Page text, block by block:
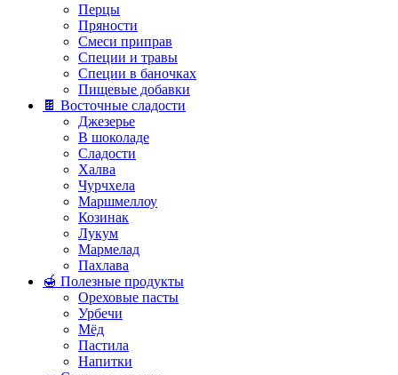
Перцы
Пряности
Смеси приправ
Специи и травы
Специи в баночках
Пищевые добавки
🍫 Восточные сладости
Джезерье
В шоколаде
Сладости
Халва
Чурчхела
Маршмеллоу
Козинак
Лукум
Мармелад
Пахлава
🍯 Полезные продукты
Ореховые пасты
Урбечи
Мёд
Пастила
Напитки